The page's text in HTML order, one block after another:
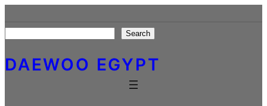
to
content
Search
DAEWOO EGYPT